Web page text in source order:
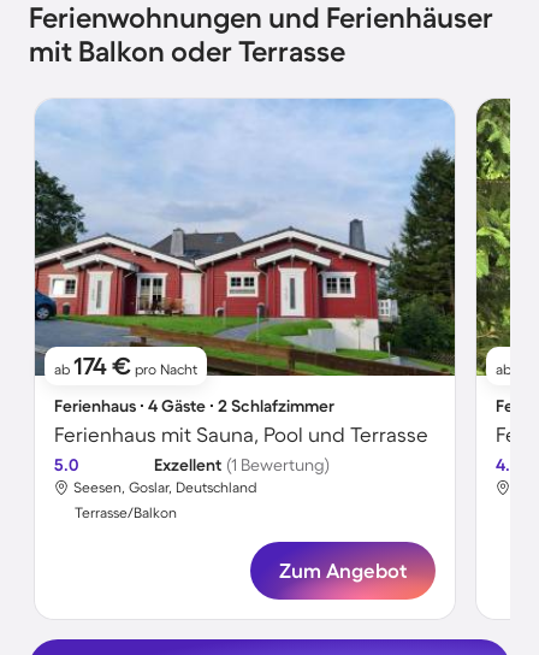
Ferienwohnungen und Ferienhäuser
mit Balkon oder Terrasse
ab 174 € pro Nacht
Ferienhaus ∙ 4 Gäste ∙ 2 Schlafzimmer
Ferienhaus mit Sauna, Pool und Terrasse
5.0 Exzellent (1 Bewertung)
Seesen, Goslar, Deutschland
Terrasse/Balkon
Zum Angebot
ab
4.2